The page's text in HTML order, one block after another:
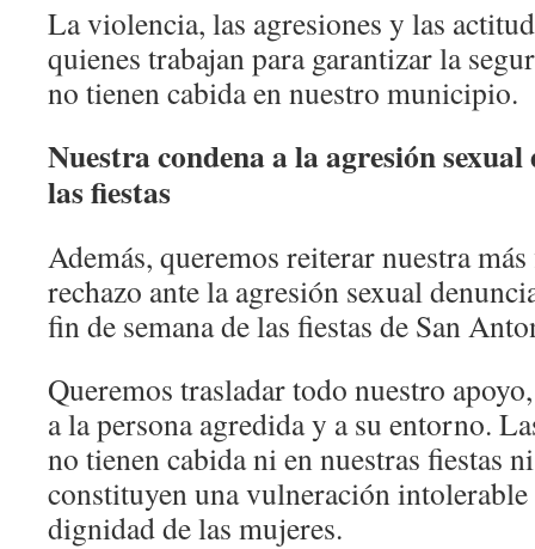
La violencia, las agresiones y las
quienes trabajan para garantizar la
no tienen cabida en nuestro municipio.
Nuestra condena a la agresión
las fiestas
Además, queremos reiterar nuestra
rechazo ante la agresión sexual
fin de semana de las fiestas de San
Queremos trasladar todo nuestro
a la persona agredida y a su entorno.
no tienen cabida ni en nuestras fiestas
constituyen una vulneración
dignidad de las mujeres.